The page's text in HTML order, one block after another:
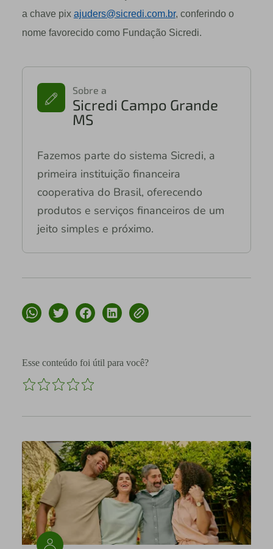
a chave pix ajuders@sicredi.com.br, conferindo o
nome favorecido como Fundação Sicredi.
Sobre a
Sicredi Campo Grande
MS
Fazemos parte do sistema Sicredi, a
primeira instituição financeira
cooperativa do Brasil, oferecendo
produtos e serviços financeiros de um
jeito simples e próximo.
Esse conteúdo foi útil para você?